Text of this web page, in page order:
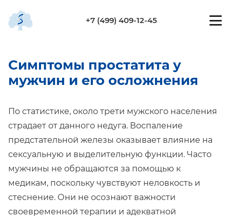
+7 (499) 409-12-45
Симптомы простатита у
мужчин и его осложнения
По статистике, около трети мужского населения
страдает от данного недуга. Воспаление
предстательной железы оказывает влияние на
сексуальную и выделительную функции. Часто
мужчины не обращаются за помощью к
медикам, поскольку чувствуют неловкость и
стеснение. Они не осознают важности
своевременной терапии и адекватной